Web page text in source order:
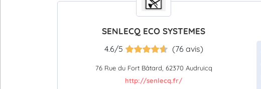
SENLECQ ECO SYSTEMES
4.6/5 (76 avis)
76 Rue du Fort Bâtard, 62370 Audruicq
http://senlecq.fr/